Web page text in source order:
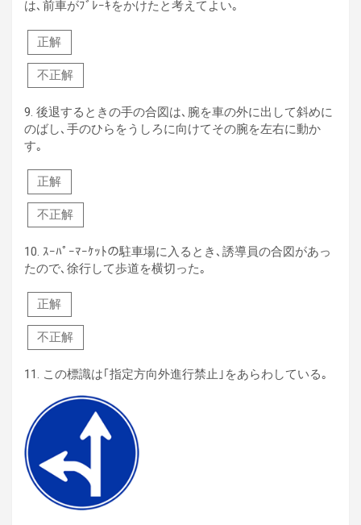
は､前車がﾌﾞﾚｰｷをかけたと考えてよい｡
正解
不正解
9. 後退するときの手の合図は､腕を車の外に出して斜めに
のばし､手のひらをうしろに向けてその腕を左右に動か
す｡
正解
不正解
10. ｽｰﾊﾟｰﾏｰｹｯﾄの駐車場に入るとき､誘導員の合図があっ
たので､徐行して歩道を横切った｡
正解
不正解
11. この標識は｢指定方向外進行禁止｣をあらわしている｡